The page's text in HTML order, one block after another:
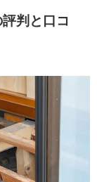
判と口コ